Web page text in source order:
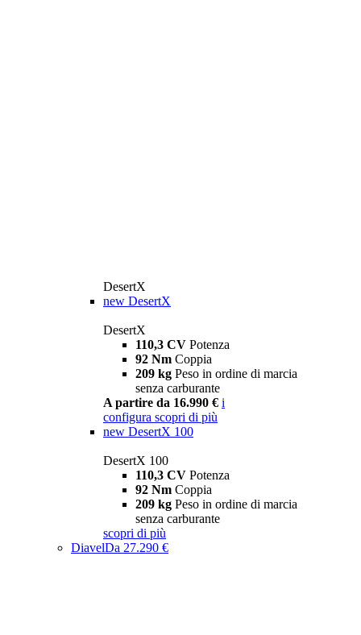
DesertX
new DesertX
DesertX
110,3 CV Potenza
92 Nm Coppia
209 kg Peso in ordine di marcia
senza carburante
A partire da 16.990 € i
configura scopri di più
new DesertX 100
DesertX 100
110,3 CV Potenza
92 Nm Coppia
209 kg Peso in ordine di marcia
senza carburante
scopri di più
DiavelDa 27.290 €